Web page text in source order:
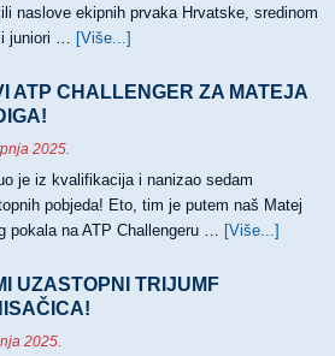
naslove ekipnih prvaka Hrvatske, sredinom
juniori … [Više...]
PRVACI,
ATP CHALLENGER ZA MATEJA
2025.
je iz kvalifikacija i nanizao sedam
pobjeda! Eto, tim je putem naš Matej
pokala na ATP Challengeru … [Više...]
UZASTOPNI TRIJUMF
2025.